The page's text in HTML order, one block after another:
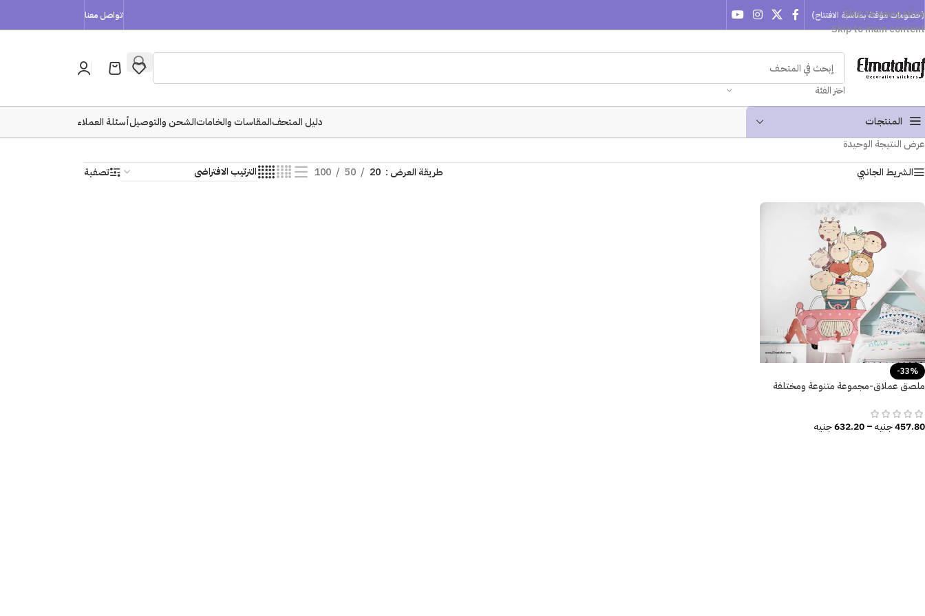
Skip to navigation
Skip to main content
(خصومات مؤقتة بمناسبة الافتتاح) تواصل معنا
اختر الفئة
المنتجـات دليل المتحفالمقاسات والخاماتالشحن والتوصيلأسئلة العملاء
عرض النتيجة الوحيدة
الشريط الجانبي
طريقة العرض 20
50
100 تصفية
-33%
ملصق عملاق-مجموعة متنوعة ومختلفة
457.80جنيه–
632.20جنيه